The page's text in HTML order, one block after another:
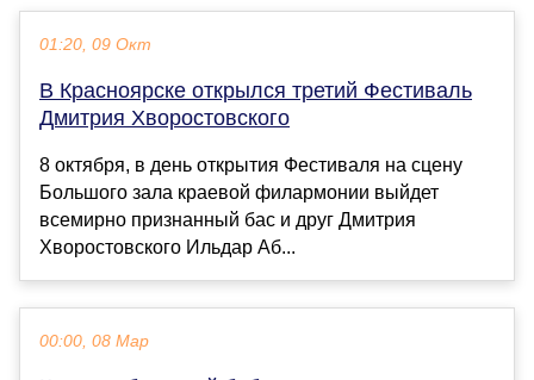
01:20, 09 Окт
В Красноярске открылся третий Фестиваль
Дмитрия Хворостовского
8 октября, в день открытия Фестиваля на сцену
Большого зала краевой филармонии выйдет
всемирно признанный бас и друг Дмитрия
Хворостовского Ильдар Аб...
00:00, 08 Мар